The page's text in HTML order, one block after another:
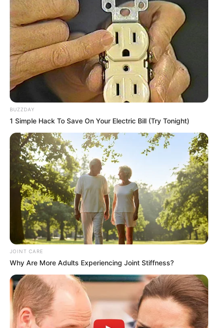
BUZZDAY
1 Simple Hack To Save On Your Electric Bill (Try Tonight)
JOINT CARE
Why Are More Adults Experiencing Joint Stiffness?